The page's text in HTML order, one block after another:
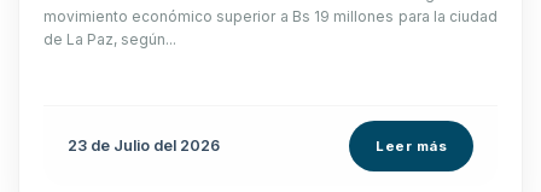
movimiento económico superior a Bs 19 millones para la ciudad
de La Paz, según...
23 de Julio del 2026 Leer más